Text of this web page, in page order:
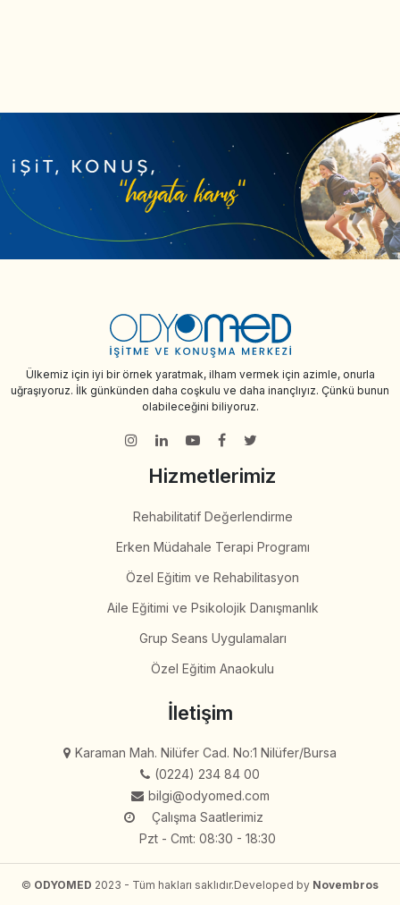
Ülkemiz için iyi bir örnek yaratmak, ilham vermek için azimle, onurla
uğraşıyoruz. İlk günkünden daha coşkulu ve daha inançlıyız. Çünkü bunun
olabileceğini biliyoruz.
Hizmetlerimiz
Özel Eğitim ve Rehabilitasyon
Özel Eğitim Anaokulu
İletişim
(0224) 234 84 00
Çalışma Saatlerimiz
Pzt - Cmt: 08:30 - 18:30